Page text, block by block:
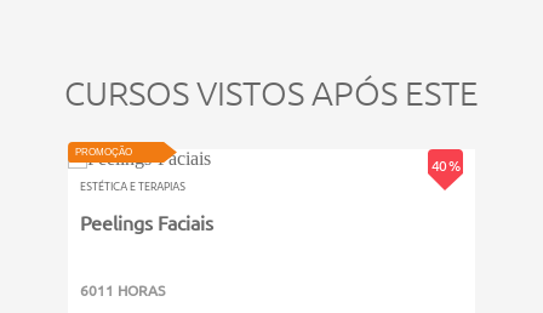
CURSOS VISTOS APÓS ESTE
40 %
PROMOÇÃO
ESTÉTICA E TERAPIAS
Peelings Faciais
6011 HORAS